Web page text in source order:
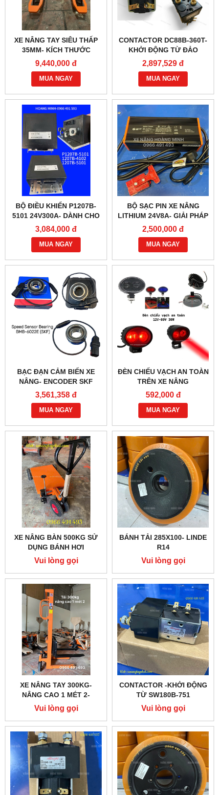
XE NÂNG TAY SIÊU THẤP
35MM- KÍCH THƯỚC
520X650MM
9,440,000 đ
MUA NGAY
CONTACTOR DC88B-360T-
KHỞI ĐỘNG TỪ ĐẢO
CHIỀU ĐỘNG CƠ 48V100A
2,897,529 đ
MUA NGAY
BỘ ĐIỀU KHIỂN P1207B-
5101 24V300A- DÀNH CHO
XE NÂNG
3,084,000 đ
MUA NGAY
BỘ SẠC PIN XE NÂNG
LITHIUM 24V8A- GIẢI PHÁP
SẠC NHANH, AN TOÀN
2,500,000 đ
MUA NGAY
BẠC ĐẠN CẢM BIẾN XE
NÂNG- ENCODER SKF
BMB-6022E
3,561,358 đ
MUA NGAY
ĐÈN CHIẾU VẠCH AN TOÀN
TRÊN XE NÂNG
592,000 đ
MUA NGAY
XE NÂNG BÀN 500KG SỬ
DỤNG BÁNH HƠI
Vui lòng gọi
BÁNH TẢI 285X100- LINDE
R14
Vui lòng gọi
XE NÂNG TAY 300KG-
NÂNG CAO 1 MÉT 2-
HOÀNG MINH
Vui lòng gọi
CONTACTOR -KHỞI ĐỘNG
TỪ SW180B-751
DC24V200A, ALBRIGHT
CHÍNH HÃNG
Vui lòng gọi